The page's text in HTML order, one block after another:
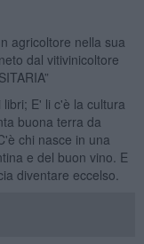
agricoltore nella sua
dal vitivinicoltore
E' li c'è la cultura
buona terra da
chi nasce in una
e del buon vino. E
diventare eccelso.